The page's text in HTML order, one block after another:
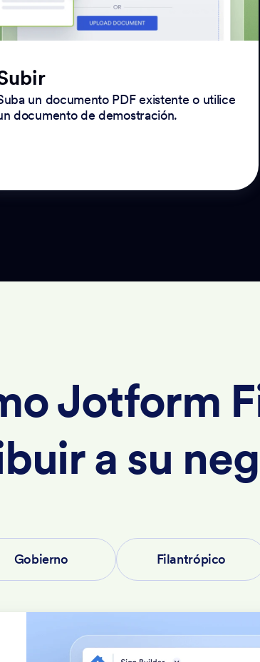
un documento PDF existente o utilice
documento de demostración.
Jotform
a su
Gobierno Filantrópico